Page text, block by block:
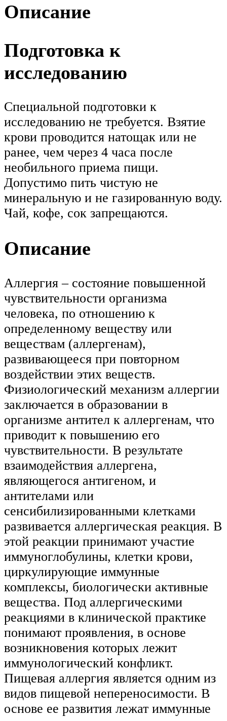
Описание
Подготовка к
исследованию
Специальной подготовки к
исследованию не требуется. Взятие
крови проводится натощак или не
ранее, чем через 4 часа после
необильного приема пищи.
Допустимо пить чистую не
минеральную и не газированную воду.
Чай, кофе, сок запрещаются.
Описание
Аллергия – состояние повышенной
чувствительности организма
человека, по отношению к
определенному веществу или
веществам (аллергенам),
развивающееся при повторном
воздействии этих веществ.
Физиологический механизм аллергии
заключается в образовании в
организме антител к аллергенам, что
приводит к повышению его
чувствительности. В результате
взаимодействия аллергена,
являющегося антигеном, и
антителами или
сенсибилизированными клетками
развивается аллергическая реакция. В
этой реакции принимают участие
иммуноглобулины, клетки крови,
циркулирующие иммунные
комплексы, биологически активные
вещества. Под аллергическими
реакциями в клинической практике
понимают проявления, в основе
возникновения которых лежит
иммунологический конфликт.
Пищевая аллергия является одним из
видов пищевой непереносимости. В
основе ее развития лежат иммунные